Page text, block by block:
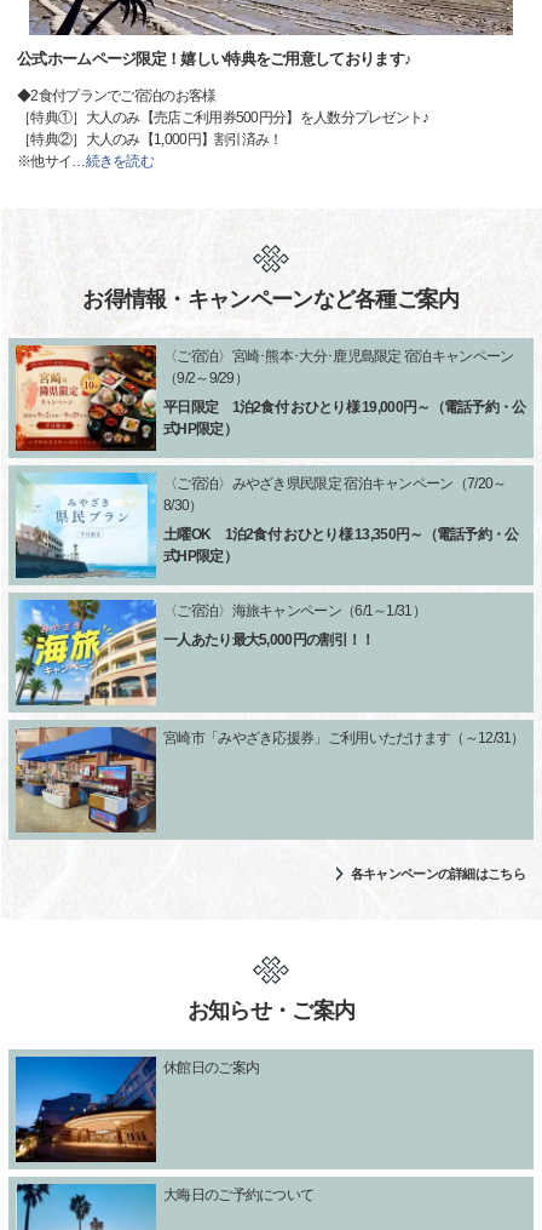
公式ホームページ限定！嬉しい特典をご用意しております♪
◆2食付プランでご宿泊のお客様
［特典①］大人のみ【売店ご利用券500円分】を人数分プレゼント♪
［特典②］大人のみ【1,000円】割引済み！
※他サイ…続きを読む
お得情報・キャンペーンなど各種ご案内
〈ご宿泊〉宮崎･熊本･大分･鹿児島限定 宿泊キャンペーン
（9/2～9/29）
平日限定 1泊2食付 おひとり様 19,000円～（電話予約・公
式HP限定）
〈ご宿泊〉みやざき県民限定 宿泊キャンペーン（7/20～
8/30）
土曜OK 1泊2食付 おひとり様 13,350円～（電話予約・公
式HP限定）
〈ご宿泊〉海旅キャンペーン（6/1～1/31）
一人あたり最大5,000円の割引！！
宮崎市「みやざき応援券」ご利用いただけます（～12/31）
各キャンペーンの詳細はこちら
お知らせ・ご案内
休館日のご案内
大晦日のご予約について